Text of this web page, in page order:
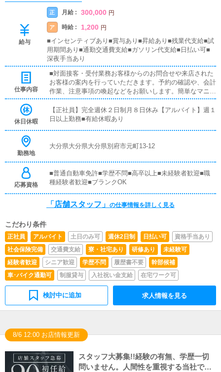
給与
正 月給 : 300,000 円
ア 時給 : 1,200 円
■インセンティブあり■賞与あり■昇給あり■残業代支給■試
用期間あり■通勤交通費支給■ガソリン代支給■日払い可■
深夜手当あり
仕事内容
■対面接客・受付業務お客様からのお問合せや来店された
お客様の案内を行っていただきます。予約の確認や、会計
作業、注意事項の喚起などをお願いします。簡単なマニュ
アルや、先輩スタッフに付いて業務内容を見ながら徐々に
覚えていただきますので、未経験の方でも安心して働けま
す。■企画の立案店舗イベントや店舗運営など様々な企画
など、売上UPに繋がる施策の提案を行っていただきま
の方が稼げるようにインターネットを使ったPR（写メ日
記）などの使い方などのアドバイスを行っていただきま
す。■PC更新業務ヘブンネットなど、ポータルサイト等の
情報やイベント、求人ブログの作成となります。基本的に
はボタンを押すだけや、ブログの更新時に簡単に文字が入
お過ごしいただくため、店内の清掃や備品の管理・補充を
行っていただきます。
休日休暇
【正社員】完全週休２日制月８日休み【アルバイト】週１
日以上勤務■有給休暇あり
勤務地
大分県大分県大分県別府市元町13-12
応募資格
■普通自動車免許■学歴不問■高卒以上■未経験者歓迎■職
種経験者歓迎■ブランクOK
「店舗スタッフ」 の仕事情報を詳しく見る
こだわり条件
正社員 アルバイト 土日のみ可 週休2日制 日払い可
資格手当あり
社会保険完備
交通費支給 寮・社宅あり 研修あり
未経験可
経験者歓迎
シニア歓迎 学歴不問 履歴書不要
幹部候補
車･バイク通勤可
制服貸与 入社祝い金支給 在宅ワーク可
検討中に追加 求人情報を見る
8/6 12:00 お店情報更新
スタッフ大募集!!経験の有無、学歴一切
問いません。人間性を重視する当社では